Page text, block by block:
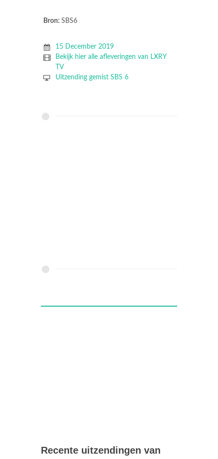
Bron: SBS6
15 December 2019
Bekijk hier alle afleveringen van LXRY
TV
Uitzending gemist SBS 6
Recente uitzendingen van